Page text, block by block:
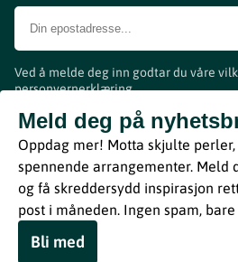
Ved å melde deg inn godtar du våre
personvernerklæring.
Meld deg på
Oppdag mer! Motta skjulte
spennende arrangementer. Meld
og få skreddersydd inspirasjon
post i måneden. Ingen spam,
Bli med
www.visitvestfold.com
Turistinformasjon
Vestfold Fylkeskommune
ByBreakfast